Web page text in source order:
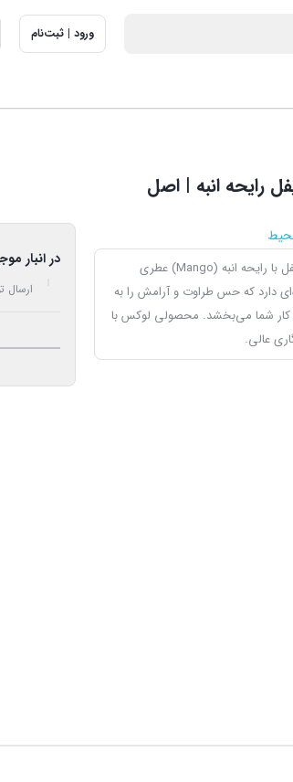
ورود | ثبت‌نام
رایحه انبه | اصل
خوشبوکننده هوا ایفل با رایحه انبه (Mango) عطری
دارد که حس طراوت و آرامش را به
کار شما می‌بخشد. محصولی لوکس با
عالی.
در انبار
ارسال